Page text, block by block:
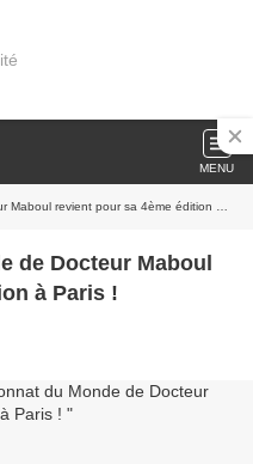
MENU
revient pour sa 4ème édition à Paris !
de Docteur Maboul
à Paris !